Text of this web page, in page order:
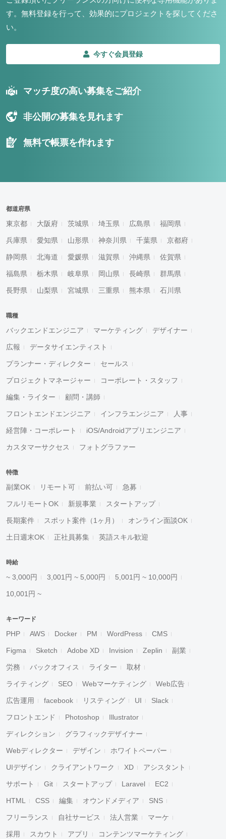
す。 無料登録を行って、効果的にプロジェクトを探してくださ
い。
今すぐ会員登録
マッチ度の高い募集をご紹介
非公開の募集を見れます
無料で帳票を作れます
都道府県
東京都 大阪府 茨城県 埼玉県 広島県 福岡県
兵庫県 愛知県 山形県 神奈川県 千葉県 京都府
静岡県 北海道 愛媛県 滋賀県 沖縄県 佐賀県
福島県 栃木県 岐阜県 岡山県 長崎県 群馬県
長野県 山梨県 宮城県 三重県 熊本県 石川県
職種
バックエンドエンジニア マーケティング デザイナー
広報 データサイエンティスト
プランナー・ディレクター セールス
プロジェクトマネージャー コーポレート・スタッフ
編集・ライター 顧問・講師
フロントエンドエンジニア インフラエンジニア 人事
経営陣・コーポレート iOS/Androidアプリエンジニア
カスタマーサクセス フォトグラファー
特徴
副業OK リモート可 前払い可 急募
フルリモートOK 新規事業 スタートアップ
長期案件 スポット案件（1ヶ月） オンライン面談OK
土日週末OK 正社員募集 英語スキル歓迎
時給
~ 3,000円 3,001円 ~ 5,000円 5,001円 ~ 10,000円
10,001円 ~
キーワード
PHP AWS Docker PM WordPress CMS
Figma Sketch Adobe XD Invision Zeplin 副業
労務 バックオフィス ライター 取材
ライティング SEO Webマーケティング Web広告
広告運用 facebook リスティング UI Slack
フロントエンド Photoshop Illustrator
ディレクション グラフィックデザイナー
Webディレクター デザイン ホワイトペーパー
UIデザイン クライアントワーク XD アシスタント
サポート Git スタートアップ Laravel EC2
HTML CSS 編集 オウンドメディア SNS
フリーランス 自社サービス 法人営業 マーケ
採用 スカウト アプリ コンテンツマーケティング